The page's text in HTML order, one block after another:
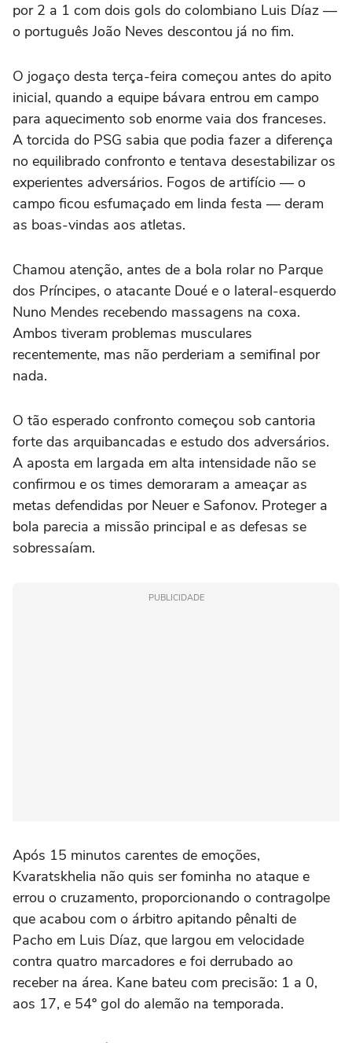
por 2 a 1 com dois gols do colombiano Luis Díaz —
o português João Neves descontou já no fim.
O jogaço desta terça-feira começou antes do apito
inicial, quando a equipe bávara entrou em campo
para aquecimento sob enorme vaia dos franceses.
A torcida do PSG sabia que podia fazer a diferença
no equilibrado confronto e tentava desestabilizar os
experientes adversários. Fogos de artifício — o
campo ficou esfumaçado em linda festa — deram
as boas-vindas aos atletas.
Chamou atenção, antes de a bola rolar no Parque
dos Príncipes, o atacante Doué e o lateral-esquerdo
Nuno Mendes recebendo massagens na coxa.
Ambos tiveram problemas musculares
recentemente, mas não perderiam a semifinal por
nada.
O tão esperado confronto começou sob cantoria
forte das arquibancadas e estudo dos adversários.
A aposta em largada em alta intensidade não se
confirmou e os times demoraram a ameaçar as
metas defendidas por Neuer e Safonov. Proteger a
bola parecia a missão principal e as defesas se
sobressaíam.
PUBLICIDADE
Após 15 minutos carentes de emoções,
Kvaratskhelia não quis ser fominha no ataque e
errou o cruzamento, proporcionando o contragolpe
que acabou com o árbitro apitando pênalti de
Pacho em Luis Díaz, que largou em velocidade
contra quatro marcadores e foi derrubado ao
receber na área. Kane bateu com precisão: 1 a 0,
aos 17, e 54º gol do alemão na temporada.